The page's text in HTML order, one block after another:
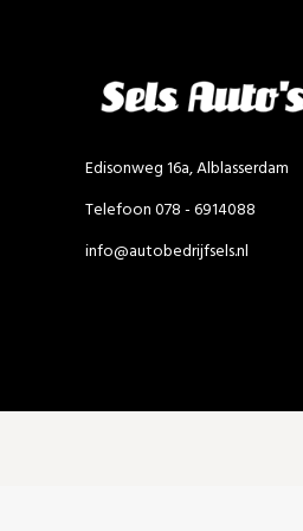
Edisonweg 16a, Alblasserdam
Telefoon 078 - 6914088
info@autobedrijfsels.nl